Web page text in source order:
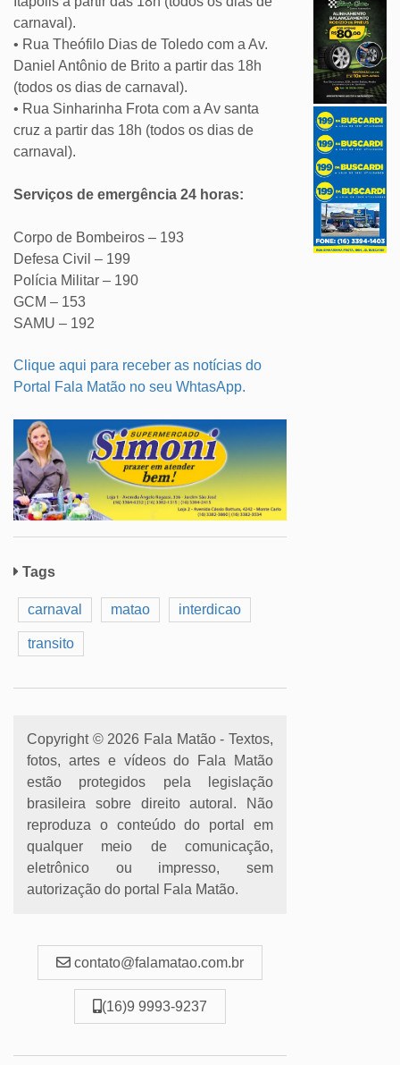
carnaval).
• Rua Theófilo Dias de Toledo com a Av.
Daniel Antônio de Brito a partir das 18h
(todos os dias de carnaval).
• Rua Sinharinha Frota com a Av santa
cruz a partir das 18h (todos os dias de
carnaval).
Serviços de emergência 24 horas:
Corpo de Bombeiros – 193
Defesa Civil – 199
Polícia Militar – 190
GCM – 153
SAMU – 192
Clique aqui para receber as notícias do
Portal Fala Matão no seu WhtasApp.
Tags
carnaval matao interdicao
transito
Copyright © 2026 Fala Matão - Textos,
fotos, artes e vídeos do Fala Matão
estão protegidos pela legislação
brasileira sobre direito autoral. Não
reproduza o conteúdo do portal em
qualquer meio de comunicação,
eletrônico ou impresso, sem
autorização do portal Fala Matão.
contato@falamatao.com.br
(16)9 9993-9237